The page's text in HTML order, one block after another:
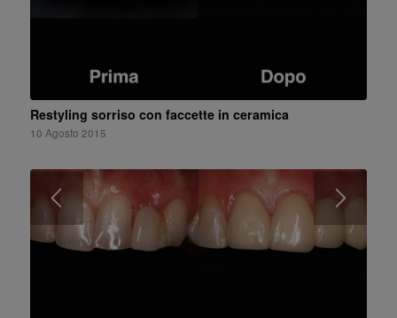
Restyling sorriso con faccette in ceramica
10 Agosto 2015